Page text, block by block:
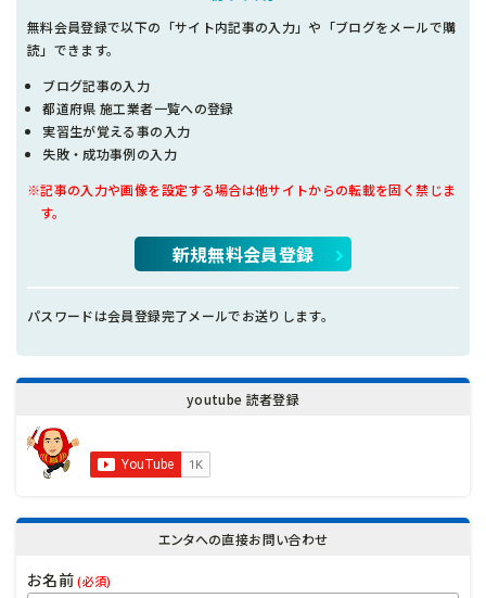
無料会員登録で以下の「サイト内記事の入力」や「ブログをメールで購
読」できます。
ブログ記事の入力
都道府県 施工業者一覧への登録
実習生が覚える事の入力
失敗・成功事例の入力
※記事の入力や画像を設定する場合は他サイトからの転載を固く禁じま
す。
新規無料会員登録
パスワードは会員登録完了メールでお送りします。
youtube 読者登録
エンタへの直接お問い合わせ
お名前(必須)